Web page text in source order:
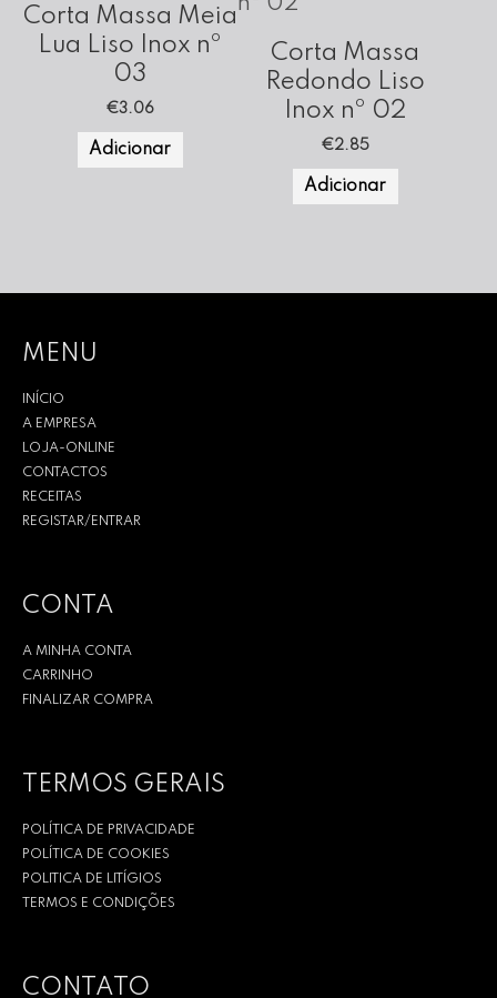
Corta Massa Meia
Lua Liso Inox nº
03
€3.06
Adicionar
Corta Massa
Redondo Liso
Inox nº 02
€2.85
Adicionar
MENU
INÍCIO
A EMPRESA
LOJA-ONLINE
CONTACTOS
RECEITAS
REGISTAR/ENTRAR
CONTA
A MINHA CONTA
CARRINHO
FINALIZAR COMPRA
TERMOS GERAIS
POLÍTICA DE PRIVACIDADE
POLÍTICA DE COOKIES
POLITICA DE LITÍGIOS
TERMOS E CONDIÇÕES
CONTATO